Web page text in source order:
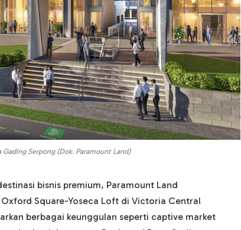
Serpong (Dok. Paramount Land)
bisnis premium, Paramount Land
Square-Yoseca Loft di Victoria Central
berbagai keunggulan seperti captive market